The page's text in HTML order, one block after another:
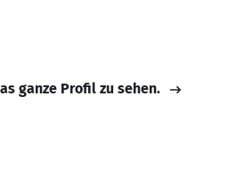
ganze Profil zu sehen.